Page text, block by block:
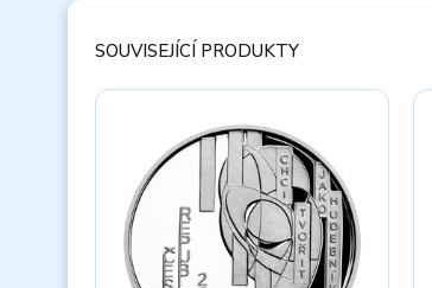
SOUVISEJÍCÍ PRODUKTY